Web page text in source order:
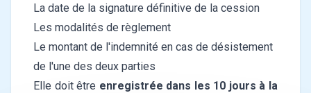
La date de la signature définitive de la cession
Les modalités de règlement
Le montant de l'indemnité en cas de désistement
de l'une des deux parties
Elle doit être enregistrée dans les 10 jours à la